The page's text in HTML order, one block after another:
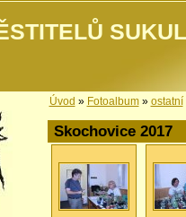
Úvod » Fotoalbum» ostatní
Skochovice 2017